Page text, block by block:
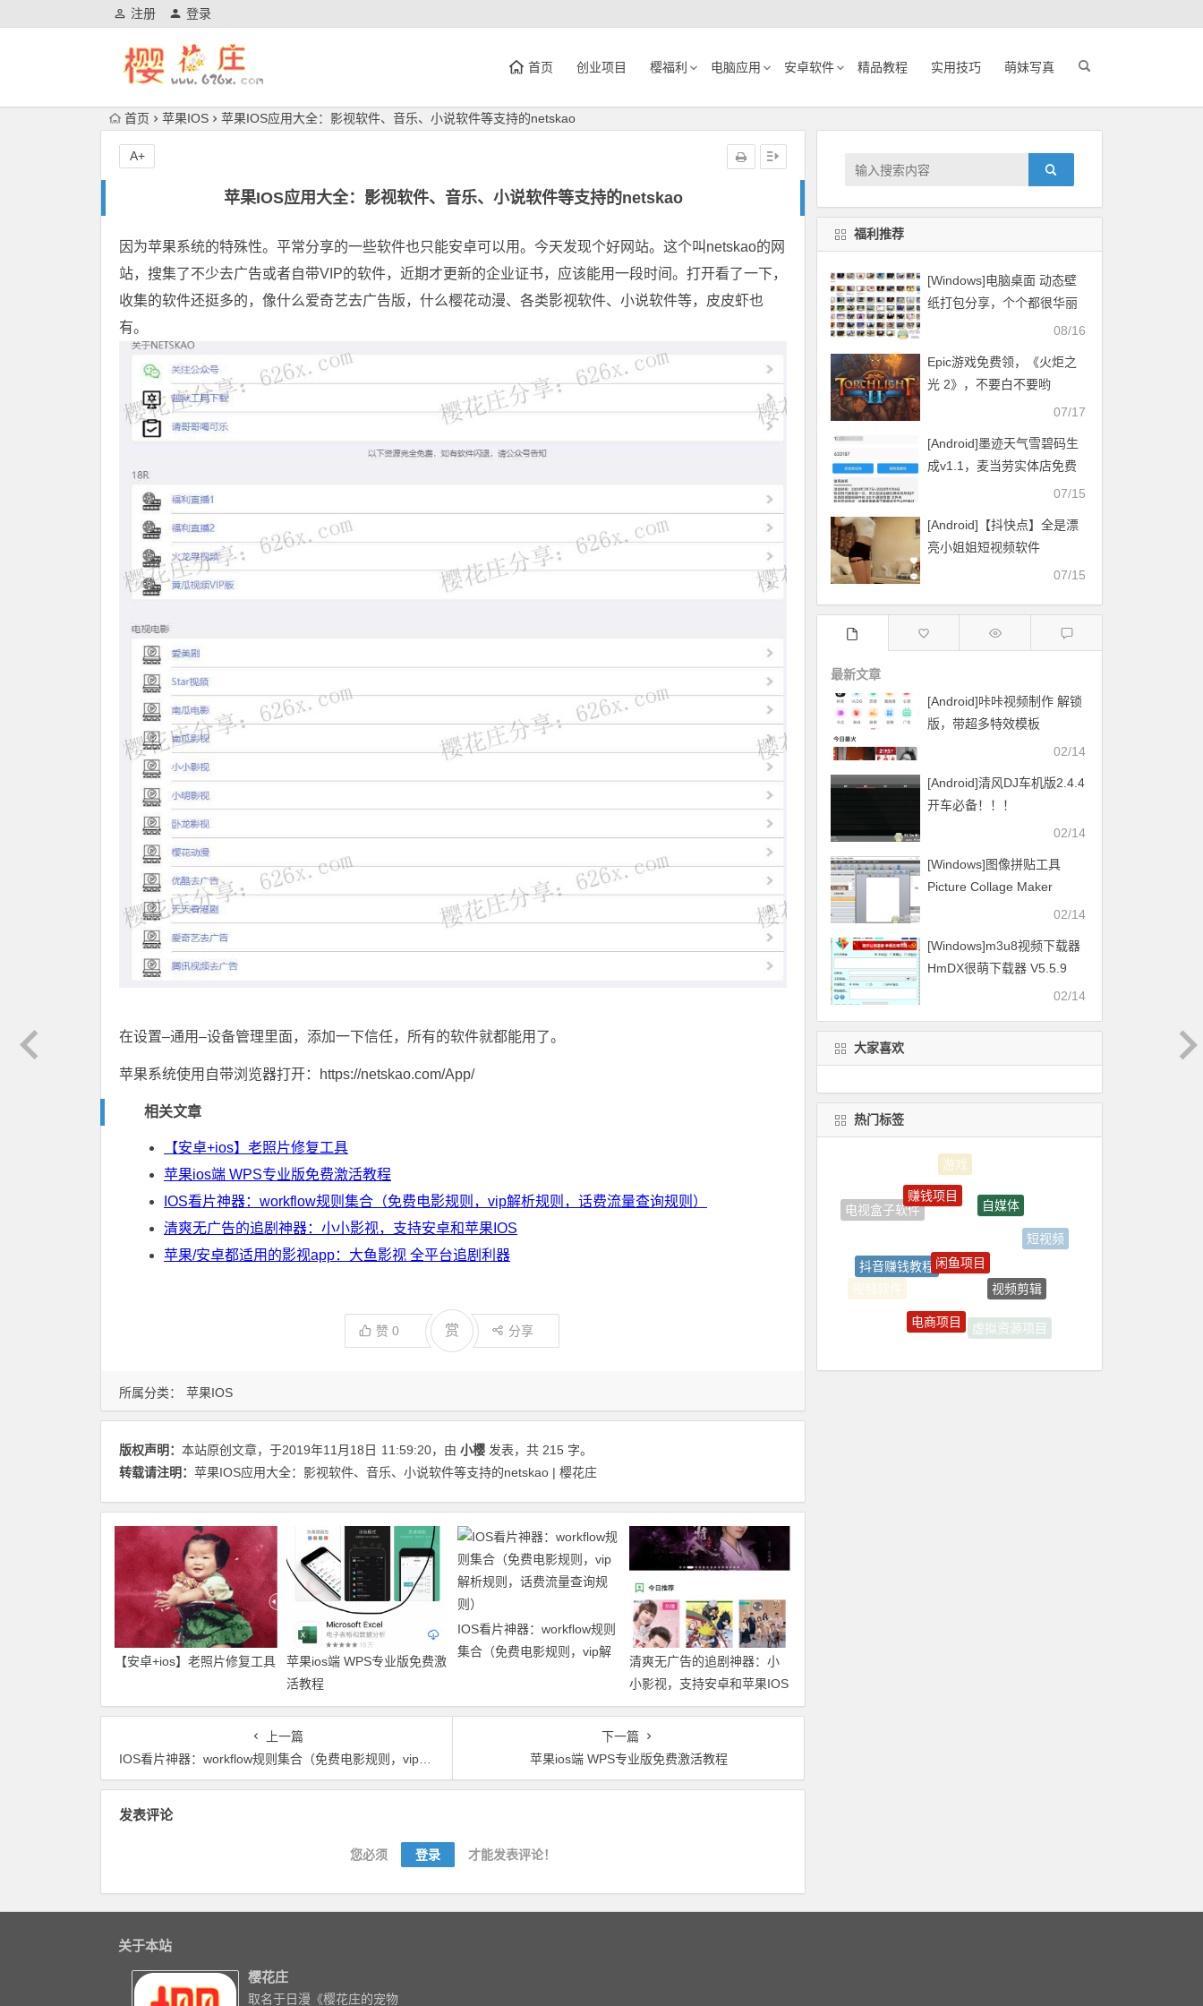
注册 登录
首页 创业项目 樱福利 电脑应用 安卓软件 精品教程 实用技巧 萌妹写真
首页 苹果IOS 苹果IOS应用大全：影视软件、音乐、小说软件等支持的netskao
苹果IOS应用大全：影视软件、音乐、小说软件等支持的netskao
A+
所属分类： 苹果IOS
因为苹果系统的特殊性。平常分享的一些软件也只能安卓可以用。今天发现个好网站。这个叫netskao的网
站，搜集了不少去广告或者自带VIP的软件，近期才更新的企业证书，应该能用一段时间。打开看了一下，
收集的软件还挺多的，像什么爱奇艺去广告版，什么樱花动漫、各类影视软件、小说软件等，皮皮虾也
有。
在设置–通用–设备管理里面，添加一下信任，所有的软件就都能用了。
苹果系统使用自带浏览器打开：https://netskao.com/App/
相关文章
【安卓+ios】老照片修复工具
苹果ios端 WPS专业版免费激活教程
IOS看片神器：workflow规则集合（免费电影规则，vip解析规则，话费流量查询规则）
清爽无广告的追剧神器：小小影视，支持安卓和苹果IOS
苹果/安卓都适用的影视app：大鱼影视 全平台追剧利器
赞 0 赏 分享
版权声明： 本站原创文章，于2019年11月18日 11:59:20，由 小樱 发表，共 215 字。
转载请注明： 苹果IOS应用大全：影视软件、音乐、小说软件等支持的netskao | 樱花庄
【安卓+ios】老照片修复工具
苹果ios端 WPS专业版免费激
活教程
IOS看片神器：workflow规则
集合（免费电影规则，vip解
清爽无广告的追剧神器：小
小影视，支持安卓和苹果IOS
上一篇
IOS看片神器：workflow规则集合（免费电影规则，vip解析规则，话费流量查询规则）
下一篇
苹果ios端 WPS专业版免费激活教程
发表评论
您必须 登录 才能发表评论！
福利推荐
[Windows]电脑桌面 动态壁
纸打包分享，个个都很华丽
08/16
Epic游戏免费领，《火炬之
光 2》，不要白不要哟
07/17
[Android]墨迹天气雪碧码生
成v1.1，麦当劳实体店免费
07/15
[Android]【抖快点】全是漂
亮小姐姐短视频软件
07/15
最新文章
[Android]咔咔视频制作 解锁
版，带超多特效模板
02/14
[Android]清风DJ车机版2.4.4
开车必备！！！
02/14
[Windows]图像拼贴工具
Picture Collage Maker
02/14
[Windows]m3u8视频下载器
HmDX很萌下载器 V5.5.9
02/14
大家喜欢
热门标签
电视盒子软件
短视频
视频软件
抖音赚钱教程
虚拟资源项目
抖音赚钱
关于本站
樱花庄
取名于日漫《樱花庄的宠物